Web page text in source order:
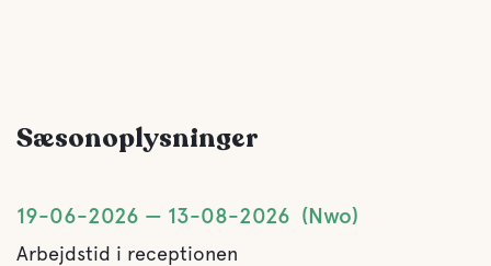
Kæledyrsvenlig
Sæsonoplysninger
19-06-2026 13-08-2026 Nwo
Arbejdstid i receptionen